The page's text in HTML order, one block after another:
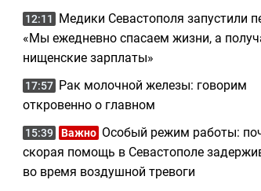
12:11
Медики Севастополя запустили
«Мы ежедневно спасаем жизни, а
нищенские зарплаты»
17:57 Рак молочной железы: говорим
откровенно о главном
15:39 Важно Особый режим работы:
скорая помощь в Севастополе
во время воздушной тревоги